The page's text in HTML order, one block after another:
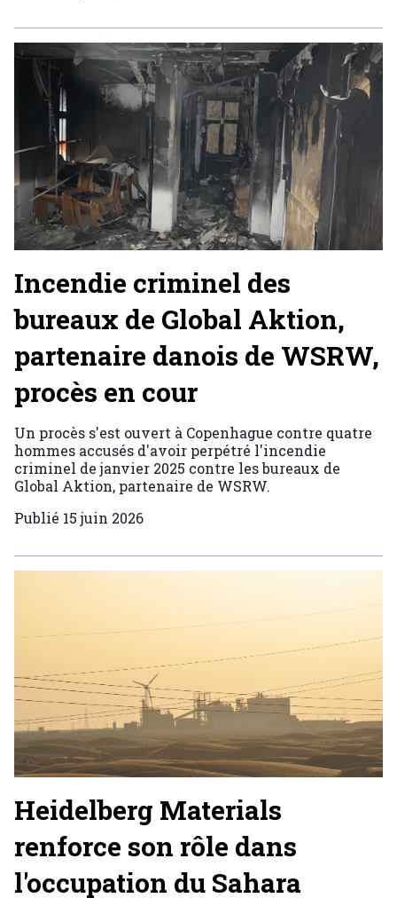
Incendie criminel des
bureaux de Global Aktion,
partenaire danois de WSRW,
procès en cour
Un procès s'est ouvert à Copenhague contre quatre
hommes accusés d'avoir perpétré l'incendie
criminel de janvier 2025 contre les bureaux de
Global Aktion, partenaire de WSRW.
Publié 15 juin 2026
Heidelberg Materials
renforce son rôle dans
l'occupation du Sahara